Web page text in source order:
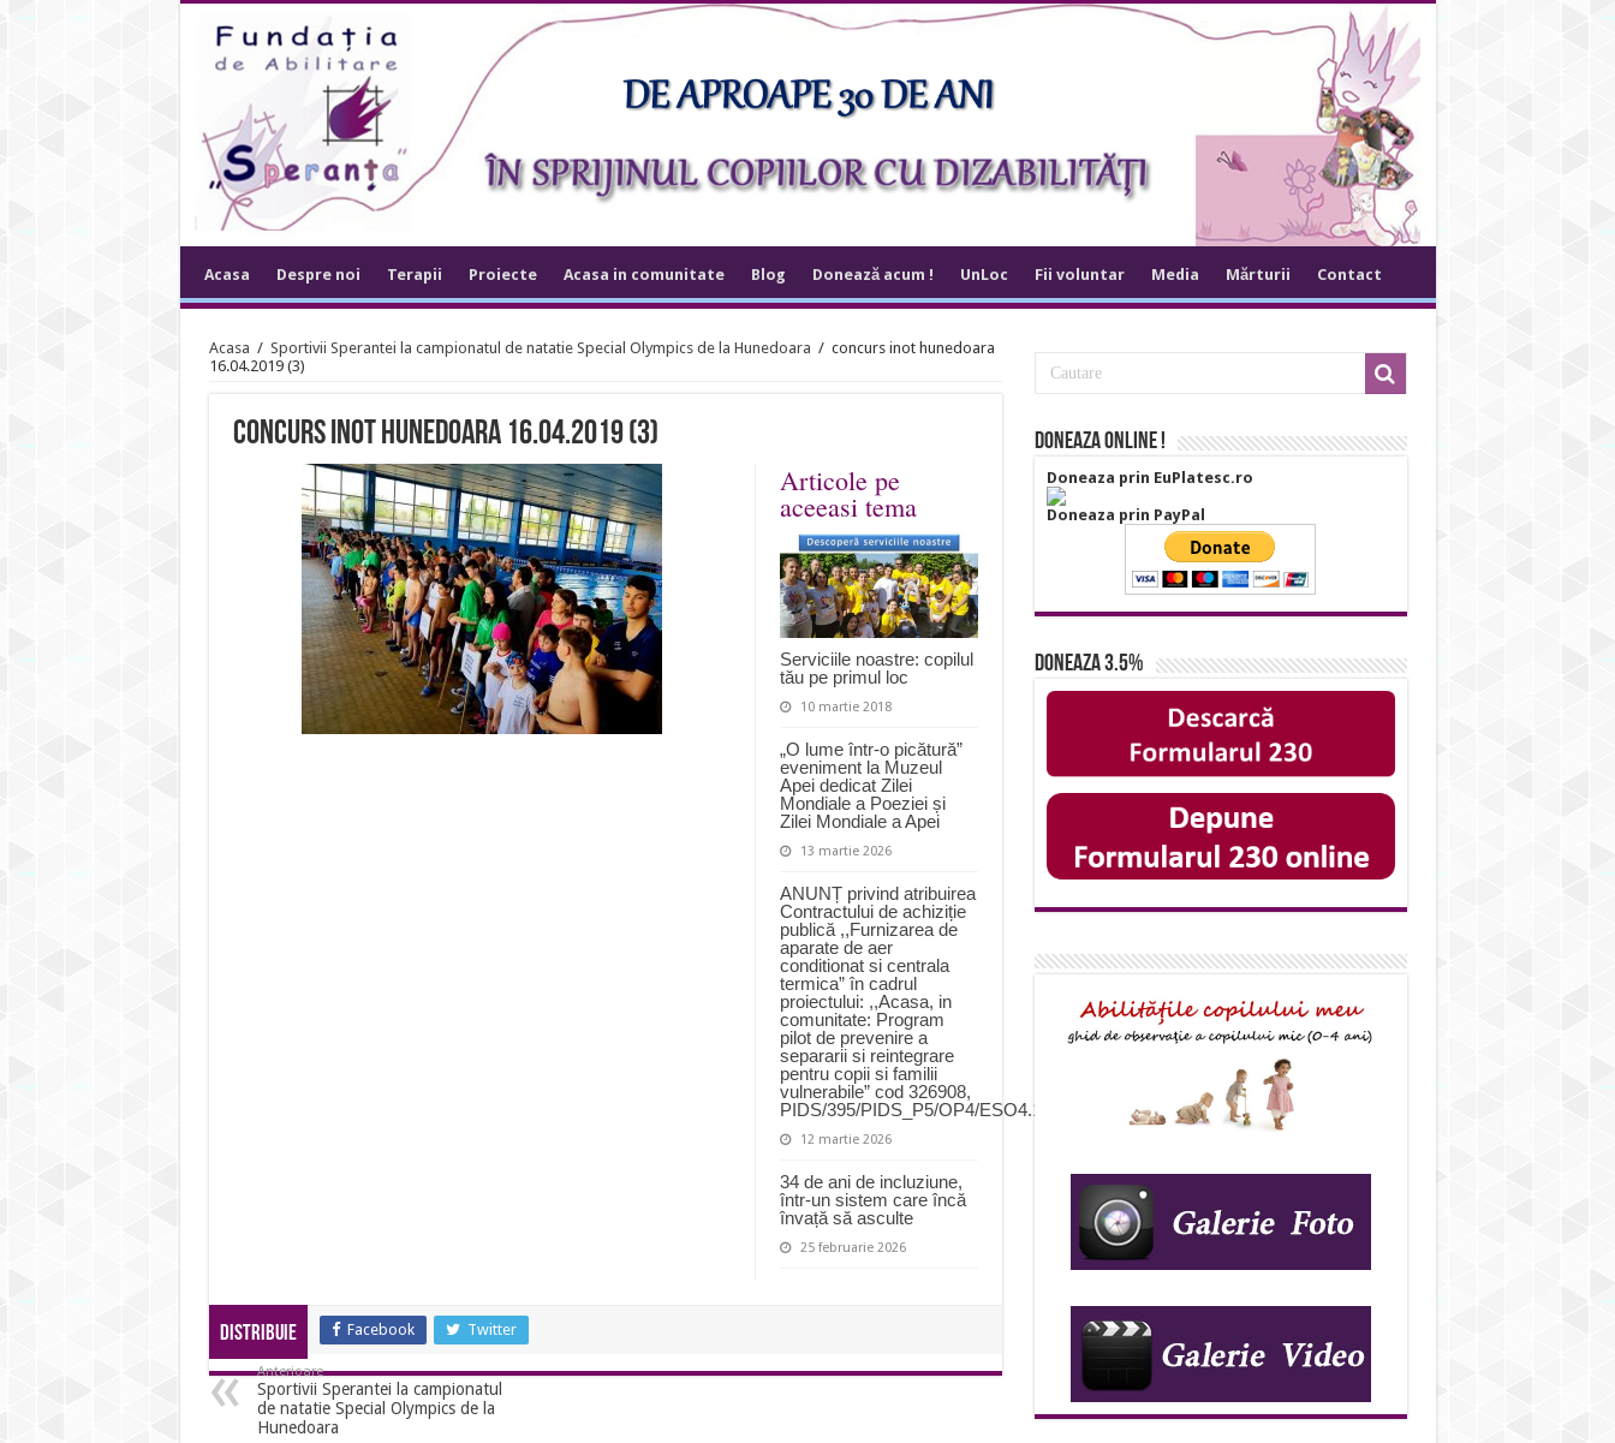
Acasa Despre noi Terapii Proiecte Acasa in comunitate Blog Donează acum ! UnLoc Fii voluntar Media Mărturii Contact
Acasa / Sportivii Sperantei la campionatul de natatie Special Olympics de la Hunedoara / concurs inot hunedoara
16.04.2019 (3)
concurs inot hunedoara 16.04.2019 (3)
Articole pe
aceeasi tema
Serviciile noastre: copilul
tău pe primul loc
10 martie 2018
„O lume într-o picătură”
eveniment la Muzeul
Apei dedicat Zilei
Mondiale a Poeziei și
Zilei Mondiale a Apei
13 martie 2026
ANUNȚ privind atribuirea
Contractului de achiziție
publică ,,Furnizarea de
aparate de aer
conditionat si centrala
termica” în cadrul
proiectului: ,,Acasa, in
comunitate: Program
pilot de prevenire a
separarii si reintegrare
pentru copii si familii
vulnerabile” cod 326908,
PIDS/395/PIDS_P5/OP4/ESO4.11/PIDS_A23
12 martie 2026
34 de ani de incluziune,
într-un sistem care încă
învață să asculte
25 februarie 2026
Distribuie Facebook Twitter
Anterioare
Sportivii Sperantei la campionatul
de natatie Special Olympics de la
Hunedoara
Doneaza online !
Doneaza prin EuPlatesc.ro
Doneaza prin PayPal
Doneaza 3.5%